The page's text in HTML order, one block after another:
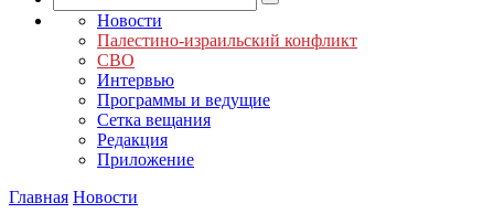
Новости
Палестино-израильский конфликт
СВО
Интервью
Программы и ведущие
Сетка вещания
Редакция
Приложение
Главная Новости